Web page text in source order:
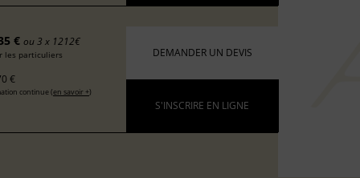
€ ou 3 x 1212€
les particuliers
€
continue (en savoir +)
DEMANDER UN DEVIS
S'INSCRIRE EN LIGNE